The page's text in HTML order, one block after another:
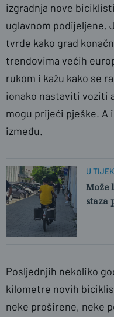
izgradnja nove
uglavnom podijeljene.
tvrde kako grad
trendovima većih
rukom i kažu kako se
ionako nastaviti voziti
mogu prijeći pješke. A
između.
U
Može
staza
Posljednjih nekoliko
kilometre novih
neke proširene, neke